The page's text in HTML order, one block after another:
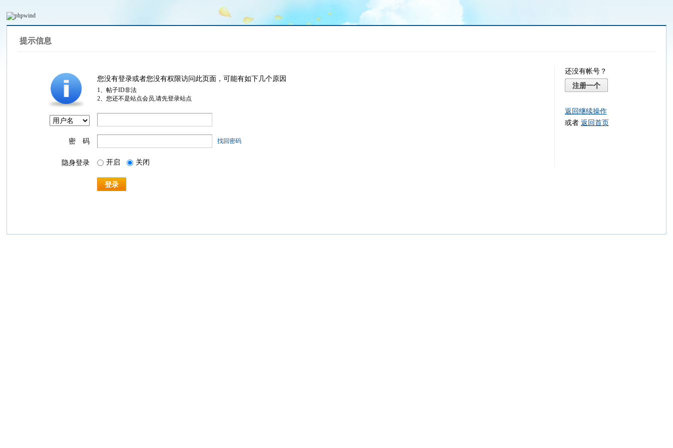
提示信息
您没有登录或者您没有权限访问此页面，可能有如下几个原因
1、帖子ID非法
2、您还不是站点会员,请先登录站点
密 码 找回密码
隐身登录 开启 关闭
登录
还没有帐号？
注册一个
返回继续操作
或者 返回首页